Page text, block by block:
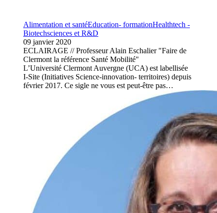
Alimentation et santéEducation- formationHealthtech -
Biotechsciences et R&D
09 janvier 2020
ECLAIRAGE // Professeur Alain Eschalier "Faire de
Clermont la référence Santé Mobilité"
L’Université Clermont Auvergne (UCA) est labellisée
I-Site (Initiatives Science-innovation- territoires) depuis
février 2017. Ce sigle ne vous est peut-être pas…